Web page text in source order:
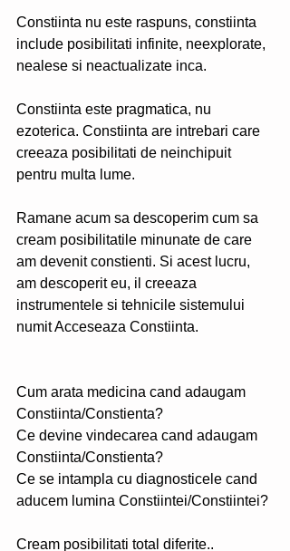
Constiinta nu este raspuns, constiinta
include posibilitati infinite, neexplorate,
nealese si neactualizate inca.
Constiinta este pragmatica, nu
ezoterica. Constiinta are intrebari care
creeaza posibilitati de neinchipuit
pentru multa lume.
Ramane acum sa descoperim cum sa
cream posibilitatile minunate de care
am devenit constienti. Si acest lucru,
am descoperit eu, il creeaza
instrumentele si tehnicile sistemului
numit Acceseaza Constiinta.
Cum arata medicina cand adaugam
Constiinta/Constienta?
Ce devine vindecarea cand adaugam
Constiinta/Constienta?
Ce se intampla cu diagnosticele cand
aducem lumina Constiintei/Constiintei?
Cream posibilitati total diferite..